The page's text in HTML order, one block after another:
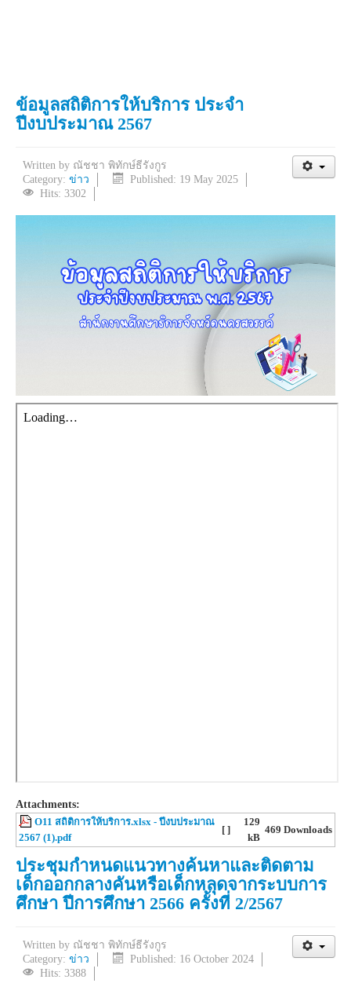
ข้อมูลสถิติการให้บริการ ประจำ
ปีงบประมาณ 2567
Written by ณัชชา พิทักษ์ธีรังกูร
Category: ข่าว
Published: 19 May 2025
Hits: 3302
Attachments:
O11 สถิติการให้บริการ.xlsx - ปีงบประมาณ
2567 (1).pdf
[ ]
129
kB
469 Downloads
ประชุมกำหนดแนวทางค้นหาและติดตาม
เด็กออกกลางคันหรือเด็กหลุดจากระบบการ
ศึกษา ปีการศึกษา 2566 ครั้งที่ 2/2567
Written by ณัชชา พิทักษ์ธีรังกูร
Category: ข่าว
Published: 16 October 2024
Hits: 3388